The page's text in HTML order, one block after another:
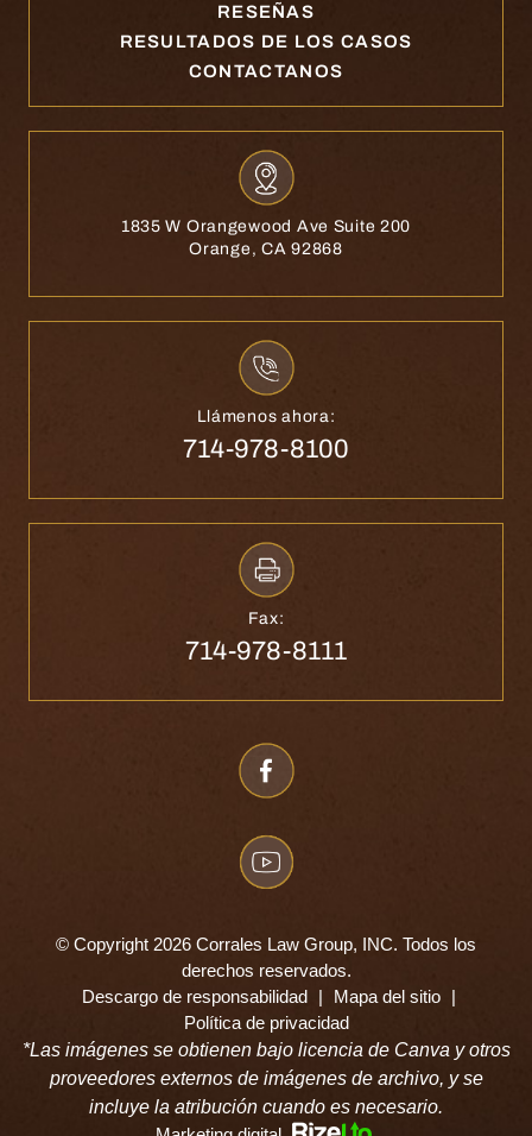
RESEÑAS
RESULTADOS DE LOS CASOS
CONTACTANOS
1835 W Orangewood Ave Suite 200
Orange, CA 92868
Llámenos ahora:
714-978-8100
Fax:
714-978-8111
© Copyright 2026 Corrales Law Group, INC. Todos los
derechos reservados.
Descargo de responsabilidad | Mapa del sitio |
Política de privacidad
*Las imágenes se obtienen bajo licencia de Canva y otros
proveedores externos de imágenes de archivo, y se
incluye la atribución cuando es necesario.